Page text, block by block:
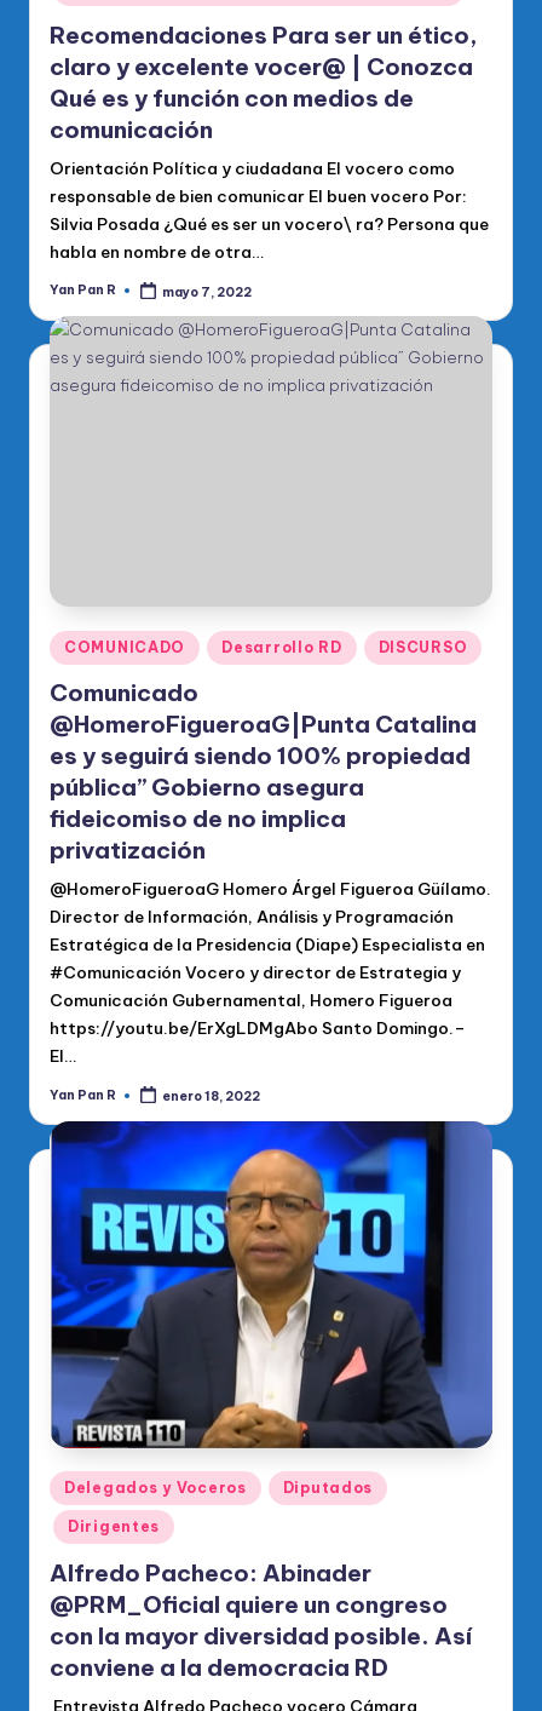
Recomendaciones Para ser un ético,
claro y excelente vocer@ | Conozca
Qué es y función con medios de
comunicación
Orientación Política y ciudadana El vocero como
responsable de bien comunicar El buen vocero Por:
Silvia Posada ¿Qué es ser un vocero\ ra? Persona que
habla en nombre de otra…
Publicado
Yan Pan R mayo 7, 2022
Publicado
en
COMUNICADO Desarrollo RD DISCURSO
Comunicado
@HomeroFigueroaG|Punta Catalina
es y seguirá siendo 100% propiedad
pública” Gobierno asegura
fideicomiso de no implica
privatización
@HomeroFigueroaG Homero Árgel Figueroa Güílamo.
Director de Información, Análisis y Programación
Estratégica de la Presidencia (Diape) Especialista en
#Comunicación Vocero y director de Estrategia y
Comunicación Gubernamental, Homero Figueroa
https://youtu.be/ErXgLDMgAbo Santo Domingo.–
El…
Publicado
Yan Pan R enero 18, 2022
Publicado
en
Delegados y Voceros Diputados
Dirigentes
Alfredo Pacheco: Abinader
@PRM_Oficial quiere un congreso
con la mayor diversidad posible. Así
conviene a la democracia RD
Entrevista Alfredo Pacheco vocero Cámara